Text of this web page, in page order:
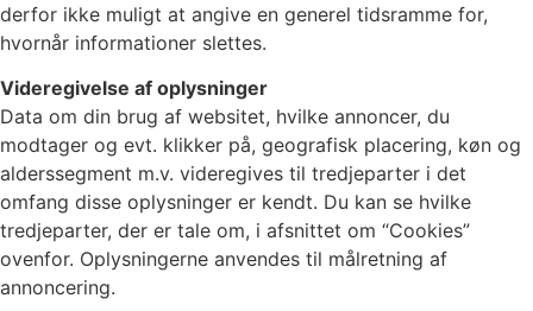
derfor ikke muligt at angive en generel tidsramme for,
hvornår informationer slettes.
Videregivelse af oplysninger
Data om din brug af websitet, hvilke annoncer, du
modtager og evt. klikker på, geografisk placering, køn og
alderssegment m.v. videregives til tredjeparter i det
omfang disse oplysninger er kendt. Du kan se hvilke
tredjeparter, der er tale om, i afsnittet om “Cookies”
ovenfor. Oplysningerne anvendes til målretning af
annoncering.